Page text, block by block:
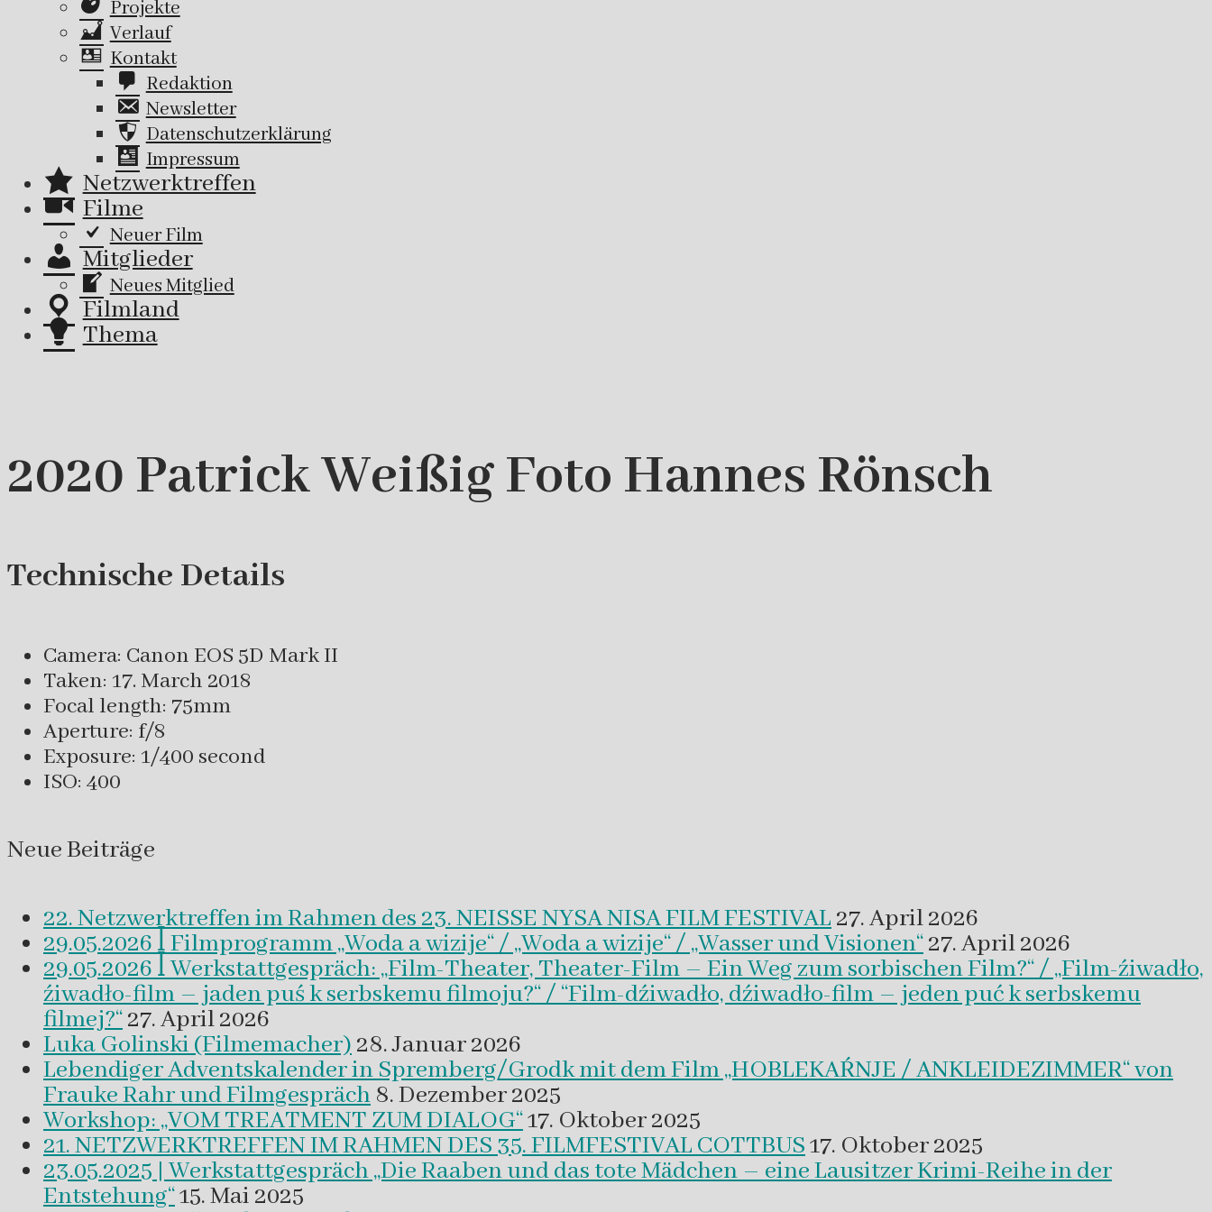
Projekte
Verlauf
Kontakt
Redaktion
Newsletter
Datenschutzerklärung
Impressum
Netzwerktreffen
Filme
Neuer Film
Mitglieder
Neues Mitglied
Filmland
Thema
2020 Patrick Weißig Foto Hannes Rönsch
Technische Details
Camera: Canon EOS 5D Mark II
Taken: 17. March 2018
Focal length: 75mm
Aperture: f/8
Exposure: 1/400 second
ISO: 400
Neue Beiträge
22. Netzwerktreffen im Rahmen des 23. NEISSE NYSA NISA FILM FESTIVAL 27. April 2026
29.05.2026 ꟾ Filmprogramm „Woda a wizije“ / „Woda a wizije“ / „Wasser und Visionen“27. April 2026
29.05.2026 ꟾ Werkstattgespräch: „Film-Theater, Theater-Film – Ein Weg zum sorbischen Film?“ / „Film-źiwadło,
źiwadło-film – jaden puś k serbskemu filmoju?“ / “Film-dźiwadło, dźiwadło-film – jeden puć k serbskemu
filmej?“27. April 2026
Luka Golinski (Filmemacher) 28. Januar 2026
Lebendiger Adventskalender in Spremberg/Grodk mit dem Film „HOBLEKAŔNJE / ANKLEIDEZIMMER“ von
Frauke Rahr und Filmgespräch 8. Dezember 2025
Workshop: „VOM TREATMENT ZUM DIALOG“17. Oktober 2025
21. NETZWERKTREFFEN IM RAHMEN DES 35. FILMFESTIVAL COTTBUS17. Oktober 2025
23.05.2025 | Werkstattgespräch „Die Raaben und das tote Mädchen – eine Lausitzer Krimi-Reihe in der
Entstehung“15. Mai 2025